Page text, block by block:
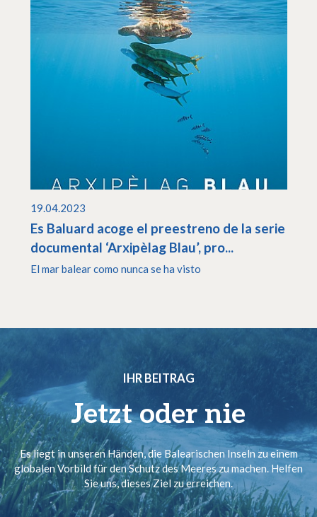
19.04.2023
Es Baluard acoge el preestreno de la serie
documental ‘Arxipèlag Blau’, pro...
El mar balear como nunca se ha visto
IHR BEITRAG
Jetzt oder nie
Es liegt in unseren Händen, die Balearischen Inseln zu einem
globalen Vorbild für den Schutz des Meeres zu machen. Helfen
Sie uns, dieses Ziel zu erreichen.